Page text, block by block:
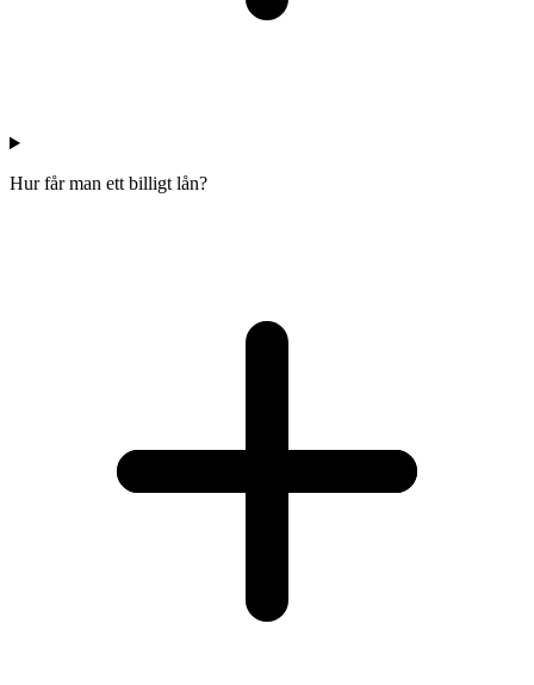
Hur får man ett billigt lån?